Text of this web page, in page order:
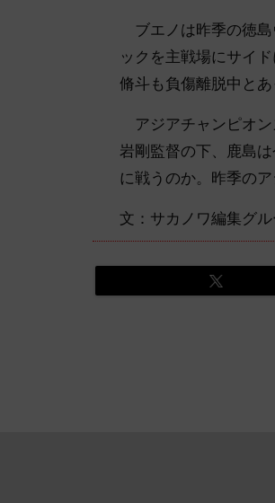
ブエノは昨季の徳島
ックを主戦場にサイ
脩斗も負傷離脱中と
アジアチャンピオン
岩剛監督の下、鹿島
に戦うのか。昨季の
文：サカノワ編集グ